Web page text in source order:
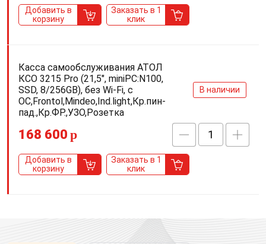
Добавить в
корзину
Заказать в 1
клик
Касса самообслуживания АТОЛ
КСО 3215 Pro (21,5", miniPC:N100,
SSD, 8/256GB), без Wi-Fi, c
ОС,Frontol,Mindeo,Ind.light,Кр.пин-
пад.,Кр.ФР.,УЗО,Розетка
В наличии
168 600 p
Добавить в
корзину
Заказать в 1
клик